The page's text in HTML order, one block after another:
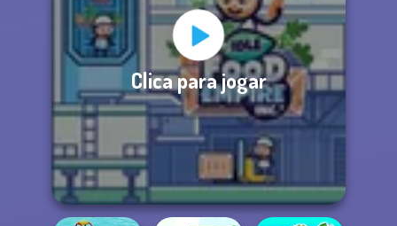
Clica para jogar